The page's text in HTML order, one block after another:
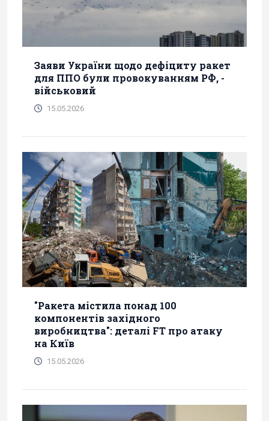
Заяви України щодо дефіциту ракет
для ППО були провокуванням РФ, -
військовий
15.05.2026
"Ракета містила понад 100
компонентів західного
виробництва": деталі FT про атаку
на Київ
15.05.2026